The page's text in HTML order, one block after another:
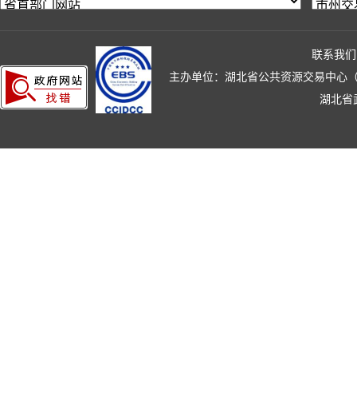
联系我们
主办单位：湖北省公共资源交易中心
湖北省